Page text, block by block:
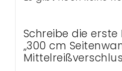
Schreibe die erste
„300 cm